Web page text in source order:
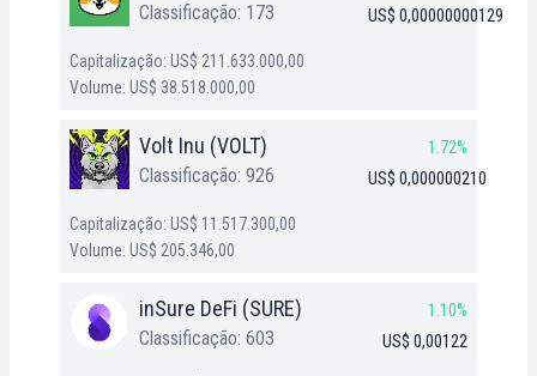
Classificação: 173 US$ 0,00000000129
Capitalização: US$ 211.633.000,00
Volume: US$ 38.518.000,00
Volt Inu (VOLT)
Classificação: 926
1.72%
US$ 0,000000210
Capitalização: US$ 11.517.300,00
Volume: US$ 205.346,00
inSure DeFi (SURE)
Classificação: 603
1.10%
US$ 0,00122